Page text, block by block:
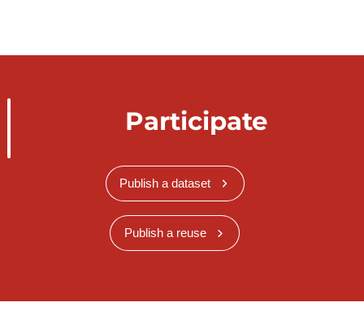
Participate
Publish a dataset
Publish a reuse